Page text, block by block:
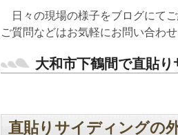
日々の現場の様子をブログにてご
ご質問などはお気軽にお問い合わせ
大和市下鶴間で直貼
直貼りサイディングの